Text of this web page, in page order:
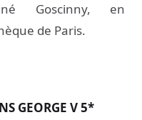
Goscinny, en
de Paris.
GEORGE V 5*